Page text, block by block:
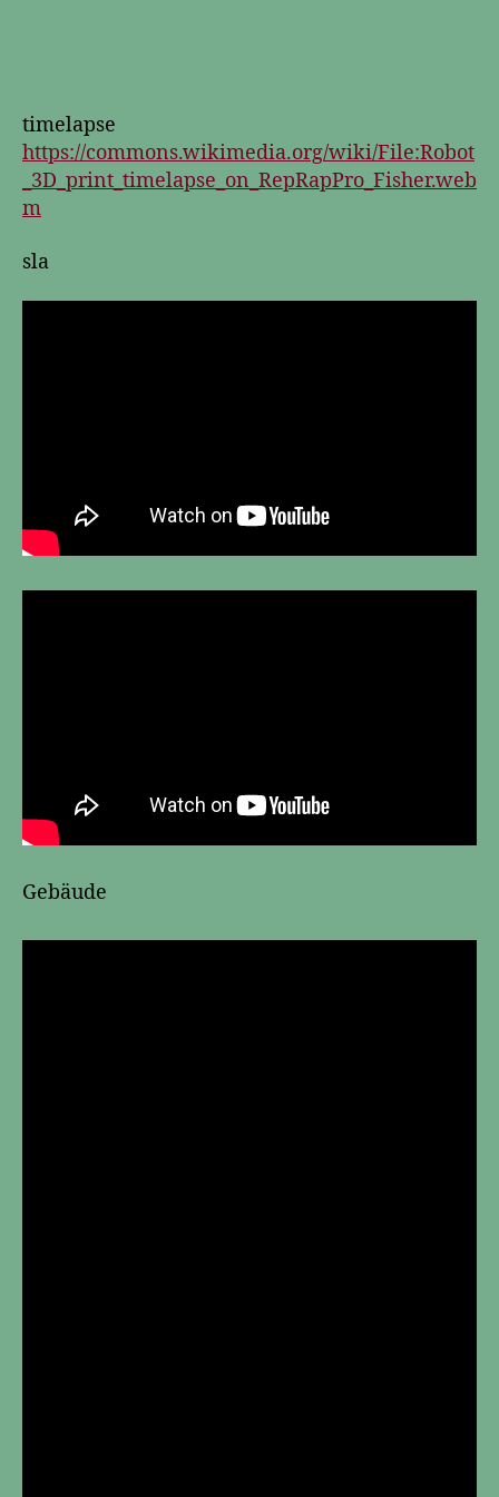
timelapse
https://commons.wikimedia.org/wiki/File:Robot
_3D_print_timelapse_on_RepRapPro_Fisher.web
m
sla
Gebäude